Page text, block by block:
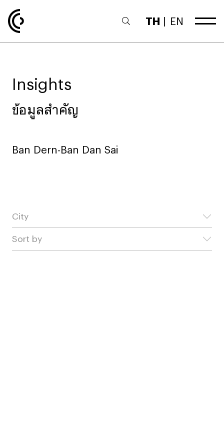
TH | EN
Insights
ข้อมูลสำคัญ
Ban Dern-Ban Dan Sai
City
Sort by